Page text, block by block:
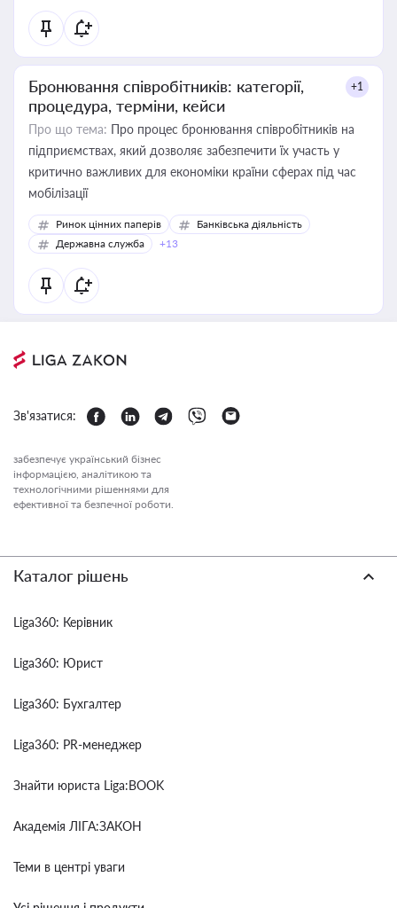
Бронювання співробітників: категорії,
процедура, терміни, кейси
+1
Про що тема: Про процес бронювання співробітників на
підприємствах, який дозволяє забезпечити їх участь у
критично важливих для економіки країни сферах під час
мобілізації
Ринок цінних паперів
Банківська діяльність
Державна служба
+13
Зв'язатися:
забезпечує український бізнес
інформацією, аналітикою та
технологічними рішеннями для
ефективної та безпечної роботи.
Каталог рішень
Liga360: Керівник
Liga360: Юрист
Liga360: Бухгалтер
Liga360: PR-менеджер
Знайти юриста Liga:BOOK
Академія ЛІГА:ЗАКОН
Теми в центрі уваги